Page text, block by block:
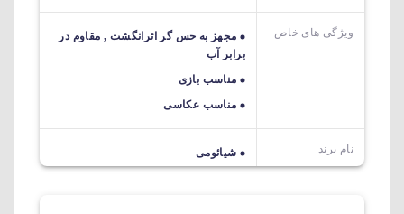
ویژگی های خاص
مجهز به حس گر اثرانگشت , مقاوم در
برابر آب
مناسب بازی
مناسب عکاسی
نام برند شیائومی